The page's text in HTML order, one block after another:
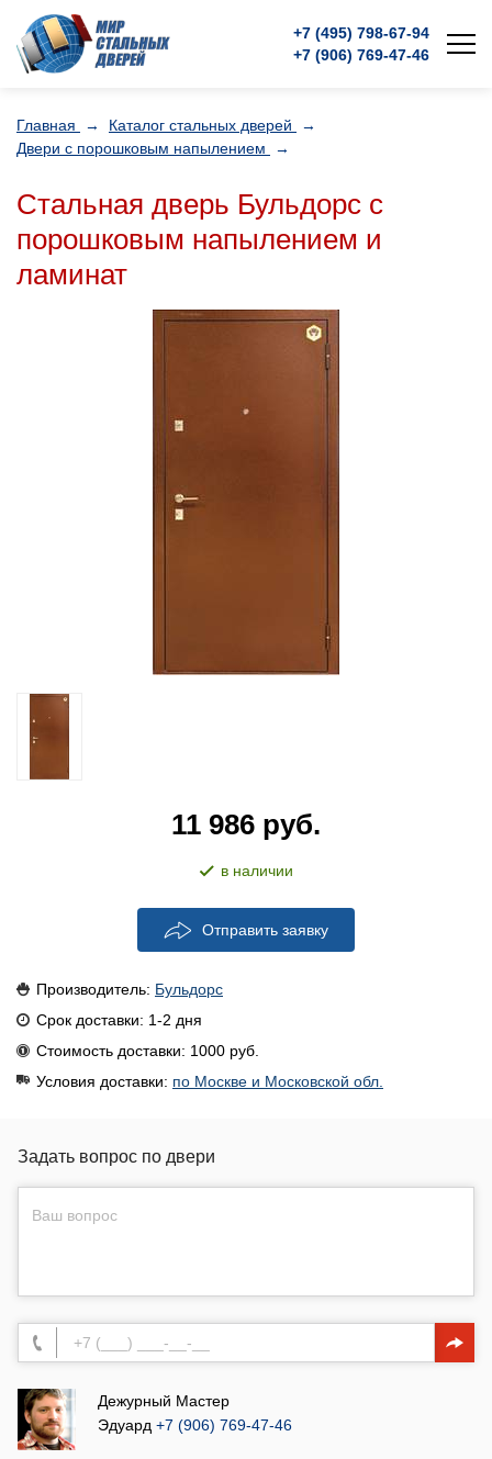
+7 (495) 798-67-94
+7 (906) 769-47-46
Главная → Каталог стальных дверей
→
Двери с порошковым напылением
→
Стальная дверь Бульдорс с
порошковым напылением и
ламинат
11 986 руб.
в наличии
Отправить заявку
Производитель: Бульдорс
Срок доставки: 1-2 дня
Стоимость доставки: 1000 руб.
Условия доставки: по Москве и Московской обл.
Задать вопрос по двери
Дежурный Мастер
Эдуард +7 (906) 769-47-46